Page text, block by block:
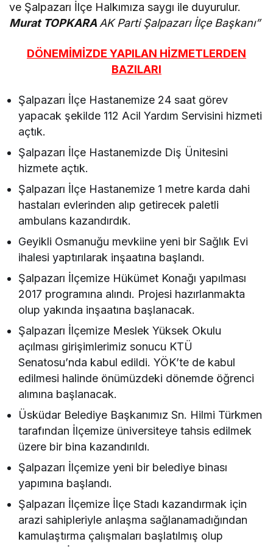
ve Şalpazarı İlçe Halkımıza saygı ile duyurulur.
Murat TOPKARA AK Parti Şalpazarı İlçe Başkanı”
DÖNEMİMİZDE YAPILAN HİZMETLERDEN
BAZILARI
Şalpazarı İlçe Hastanemize 24 saat görev
yapacak şekilde 112 Acil Yardım Servisini hizmeti
açtık.
Şalpazarı İlçe Hastanemizde Diş Ünitesini
hizmete açtık.
Şalpazarı İlçe Hastanemize 1 metre karda dahi
hastaları evlerinden alıp getirecek paletli
ambulans kazandırdık.
Geyikli Osmanuğu mevkiine yeni bir Sağlık Evi
ihalesi yaptırılarak inşaatına başlandı.
Şalpazarı İlçemize Hükümet Konağı yapılması
2017 programına alındı. Projesi hazırlanmakta
olup yakında inşaatına başlanacak.
Şalpazarı İlçemize Meslek Yüksek Okulu
açılması girişimlerimiz sonucu KTÜ
Senatosu’nda kabul edildi. YÖK’te de kabul
edilmesi halinde önümüzdeki dönemde öğrenci
alımına başlanacak.
Üsküdar Belediye Başkanımız Sn. Hilmi Türkmen
tarafından İlçemize üniversiteye tahsis edilmek
üzere bir bina kazandırıldı.
Şalpazarı İlçemize yeni bir belediye binası
yapımına başlandı.
Şalpazarı İlçemize İlçe Stadı kazandırmak için
arazi sahipleriyle anlaşma sağlanamadığından
kamulaştırma çalışmaları başlatılmış olup